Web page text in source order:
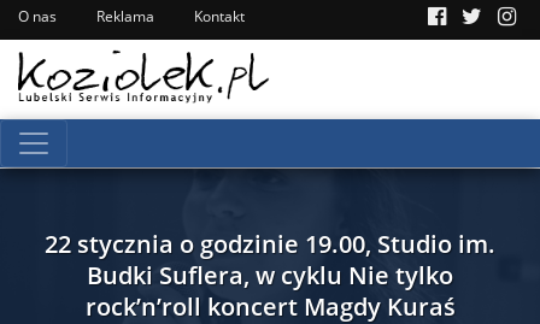
O nas Reklama Kontakt
22 stycznia o godzinie 19.00, Studio im.
Budki Suflera, w cyklu Nie tylko
rock’n’roll koncert Magdy Kuraś